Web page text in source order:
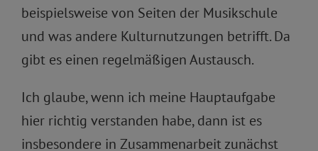
beispielsweise von Seiten der Musikschule
und was andere Kulturnutzungen betrifft. Da
gibt es einen regelmäßigen Austausch.
Ich glaube, wenn ich meine Hauptaufgabe
hier richtig verstanden habe, dann ist es
insbesondere in Zusammenarbeit zunächst